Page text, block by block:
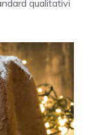
qualitativi